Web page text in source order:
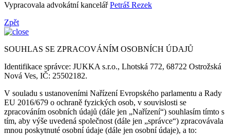
Vypracovala advokátní kancelářPetráš Rezek
Zpět
SOUHLAS SE ZPRACOVÁNÍM OSOBNÍCH ÚDAJŮ
Identifikace správce: JUKKA s.r.o., Lhotská 772, 68722 Ostrožská
Nová Ves, IČ: 25502182.
V souladu s ustanoveními Nařízení Evropského parlamentu a Rady
EU 2016/679 o ochraně fyzických osob, v souvislosti se
zpracováním osobních údajů (dále jen „Nařízení“) souhlasím tímto s
tím, aby výše uvedená společnost (dále jen „správce“) zpracovávala
mnou poskytnuté osobní údaje (dále jen osobní údaje), a to: